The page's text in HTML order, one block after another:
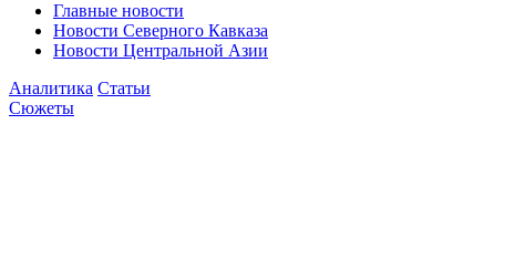
Главные новости
Новости Северного Кавказа
Новости Центральной Азии
Аналитика Статьи
Сюжеты